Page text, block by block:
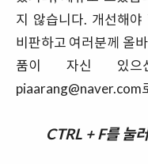
지 않습니다. 개선해
비판하고 여러분께 올
품이 자신 있으
piaarang@naver.com
CTRL + F를 눌